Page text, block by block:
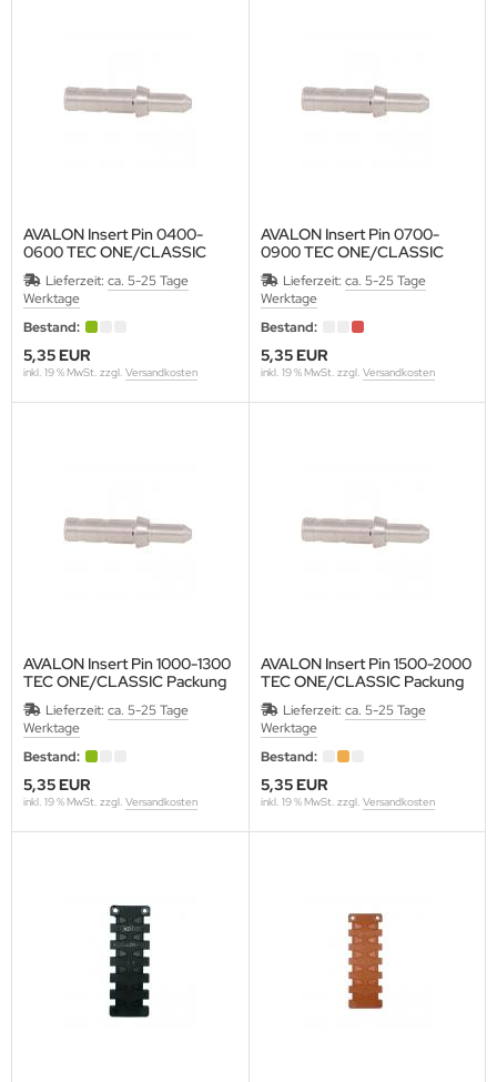
AVALON Insert Pin 0400-
0600 TEC ONE/CLASSIC
Packung a 12 Stk.
12 Stück/Packung
Lieferzeit: ca. 5-25 Tage
Werktage
Bestand:
5,35 EUR
inkl. 19 % MwSt. zzgl. Versandkosten
AVALON Insert Pin 0700-
0900 TEC ONE/CLASSIC
Packung a 12 Stk.
12 Stück/Packung
Lieferzeit: ca. 5-25 Tage
Werktage
Bestand:
5,35 EUR
inkl. 19 % MwSt. zzgl. Versandkosten
AVALON Insert Pin 1000-1300
TEC ONE/CLASSIC Packung
a12 Stk.
12 Stück/Packung
Lieferzeit: ca. 5-25 Tage
Werktage
Bestand:
5,35 EUR
inkl. 19 % MwSt. zzgl. Versandkosten
AVALON Insert Pin 1500-2000
TEC ONE/CLASSIC Packung
a12 Stk.
12 Stück/Packung
Lieferzeit: ca. 5-25 Tage
Werktage
Bestand:
5,35 EUR
inkl. 19 % MwSt. zzgl. Versandkosten
WIDOW
FRANKEN